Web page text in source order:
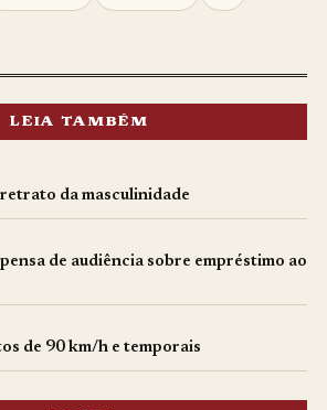
LEIA TAMBÉM
da masculinidade
de audiência sobre empréstimo ao
de 90 km/h e temporais